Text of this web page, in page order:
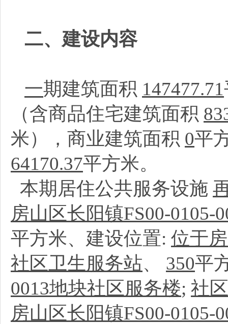
二、建设内容
一期建筑面积 147477.71
（含商品住宅建筑面积
米），商业建筑面积 0平
64170.37平方米。
本期居住公共服务设施
房山区长阳镇FS00-0105-
平方米、建设位置: 位于
社区卫生服务站、 350平
0013地块社区服务楼; 社
房山区长阳镇FS00-0105-